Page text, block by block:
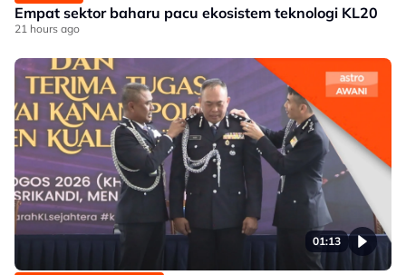
Empat sektor baharu pacu ekosistem teknologi KL20
21 hours ago
01:13